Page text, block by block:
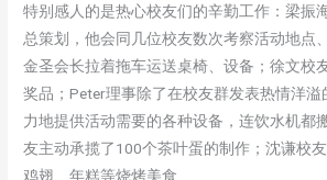
特别感人的是热心校友们的辛勤工作：梁振
总策划，他会同几位校友数次考察活动地点
金圣会长拉着拖车运送桌椅、设备；徐文校
奖品；Peter理事除了在校友群发表热情洋溢
力地提供活动需要的各种设备，连饮水机都
友主动承揽了100个茶叶蛋的制作；沈谦校友
鸡翅、年糕等烧烤美食…